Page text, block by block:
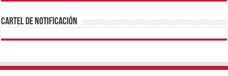
Cartel de Notificación